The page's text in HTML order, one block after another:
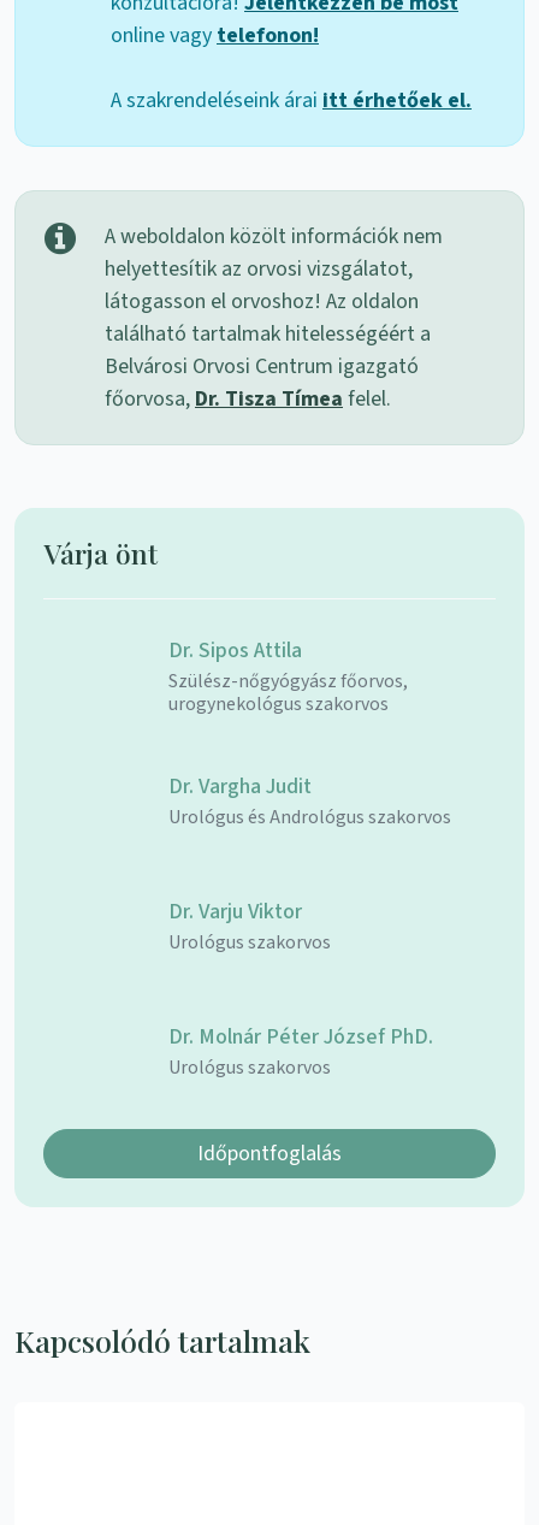
online vagytelefonon!
A szakrendeléseink árai itt érhetőek el.
A weboldalon közölt információk nem
helyettesítik az orvosi vizsgálatot,
látogasson el orvoshoz! Az oldalon
található tartalmak hitelességéért a
Belvárosi Orvosi Centrum igazgató
főorvosa,Dr. Tisza Tímeafelel.
Várja önt
Dr. Sipos Attila
Szülész-nőgyógyász főorvos,
urogynekológus szakorvos
Dr. Vargha Judit
Urológus és Andrológus szakorvos
Dr. Varju Viktor
Urológus szakorvos
Dr. Molnár Péter József PhD.
Urológus szakorvos
Időpontfoglalás
Kapcsolódó tartalmak